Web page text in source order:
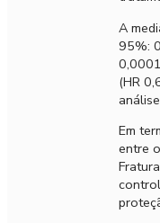
A
95%:
(HR
Em
entre